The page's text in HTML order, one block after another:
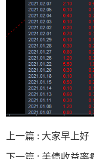
上一篇 : 大家早上好
下一篇 : 美债收益率